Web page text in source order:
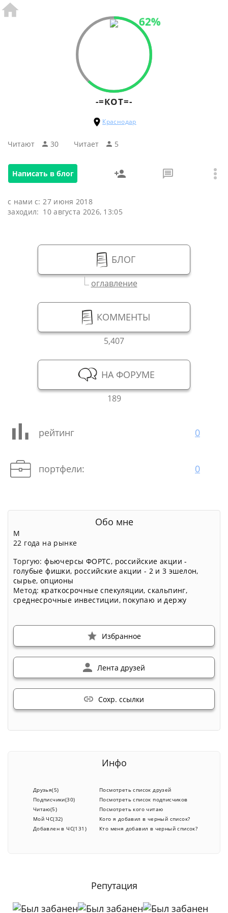
62%
-=КОТ=-
Краснодар
Читают 30 Читаeт 5
Написать в блог
с нами с: 27 июня 2018
заходил: 10 августа 2026, 13:05
БЛОГ
оглавление
КОММЕНТЫ
5,407
НА ФОРУМЕ
189
рейтинг 0
портфели: 0
Обо мне
М
22 года на рынке
Торгую:фьючерсы ФОРТС, российские акции -
голубые фишки, российские акции - 2 и 3 эшелон,
сырье, опционы
Метод: краткосрочные спекуляции,скальпинг,
среднесрочные инвестиции, покупаю и держу
Избранное
Лента друзей
Сохр. ссылки
Инфо
Друзья(5)
Подписчики(30)
Читаю(5)
Мой ЧС(32)
Добавлен в ЧС(131)
Посмотреть список друзей
Посмотреть список подписчиков
Посмотреть кого читаю
Кого я добавил в черный список?
Кто меня добавил в черный список?
Репутация